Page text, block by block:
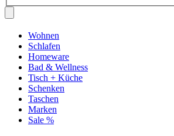
Wohnen
Schlafen
Homeware
Bad & Wellness
Tisch + Küche
Schenken
Taschen
Marken
Sale %